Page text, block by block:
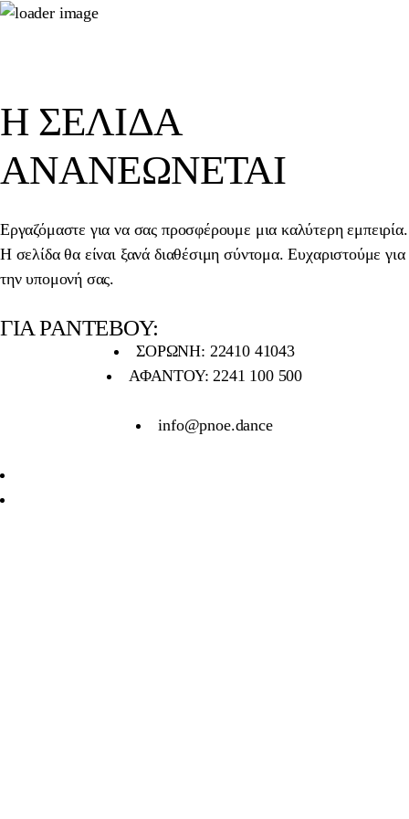
Η ΣΕΛΊΔΑ
ΑΝΑΝΕΏΝΕΤΑΙ
Εργαζόμαστε για να σας προσφέρουμε μια καλύτερη εμπειρία.
Η σελίδα θα είναι ξανά διαθέσιμη σύντομα. Ευχαριστούμε για
την υπομονή σας.
ΓΙΑ ΡΑΝΤΕΒΟΥ:
ΣΟΡΩΝΗ: 22410 41043
ΑΦΑΝΤΟΥ: 2241 100 500
info@pnoe.dance